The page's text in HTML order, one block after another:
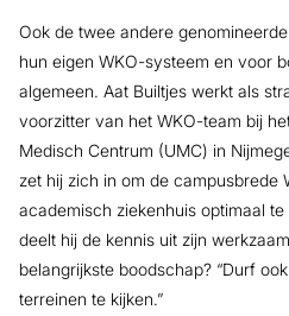
Ook de twee andere
hun eigen WKO-systeem en voor
algemeen. Aat Builtjes werkt als
voorzitter van het WKO-team bij
Medisch Centrum (UMC) in
zet hij zich in om de campusbrede
academisch ziekenhuis optimaal
deelt hij de kennis uit zijn
belangrijkste boodschap? “Durf
terreinen te kijken.”